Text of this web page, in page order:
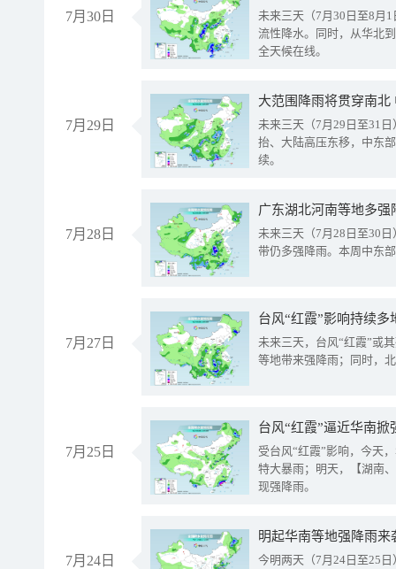
7月30日
未来三天（7月30日至8月
流性降水。同时，从华北
全天候在线。
7月29日
大范围降雨将贯穿南
未来三天（7月29日至31
抬、大陆高压东移，中东
续。
7月28日
广东湖北河南等地多
未来三天（7月28日至30
带仍多强降雨。本周中东
7月27日
台风“红霞”影响持续
未来三天，台风“红霞”或
等地带来强降雨；同时，
7月25日
台风“红霞”逼近华南
受台风“红霞”影响，今天
特大暴雨；明天，【湖南
现强降雨。
7月24日
明起华南等地强降雨
今明两天（7月24日至25